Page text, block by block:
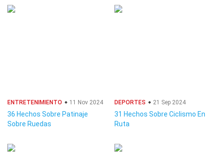
ENTRETENIMIENTO 11 Nov 2024
36 Hechos Sobre Patinaje
Sobre Ruedas
DEPORTES 21 Sep 2024
31 Hechos Sobre Ciclismo En
Ruta